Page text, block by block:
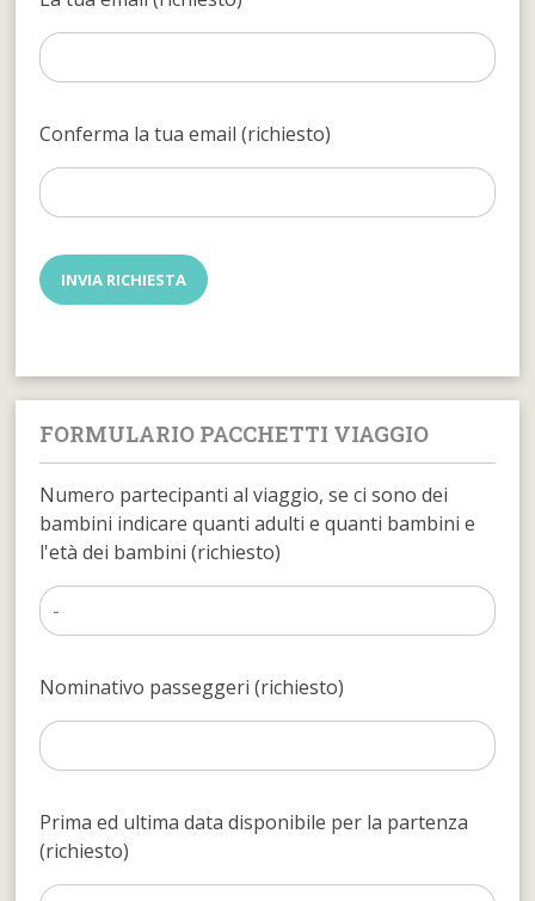
Conferma la tua email (richiesto)
FORMULARIO PACCHETTI VIAGGIO
Numero partecipanti al viaggio, se ci sono dei
bambini indicare quanti adulti e quanti bambini e
l'età dei bambini (richiesto)
Nominativo passeggeri (richiesto)
Prima ed ultima data disponibile per la partenza
(richiesto)